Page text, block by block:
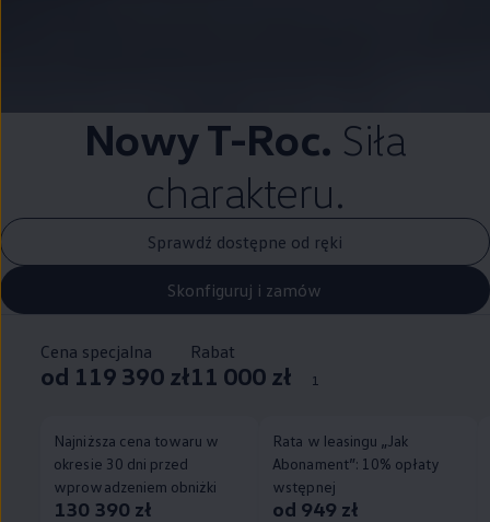
Nowy T-Roc. Siła
charakteru.
Sprawdź dostępne od ręki
Skonfiguruj i zamów
Cena specjalna
od 119 390 zł
Rabat
11 000 zł 1
Najniższa cena towaru w
okresie 30 dni przed
wprowadzeniem obniżki
130 390 zł
Rata w leasingu „Jak
Abonament”: 10% opłaty
wstępnej
od 949 zł